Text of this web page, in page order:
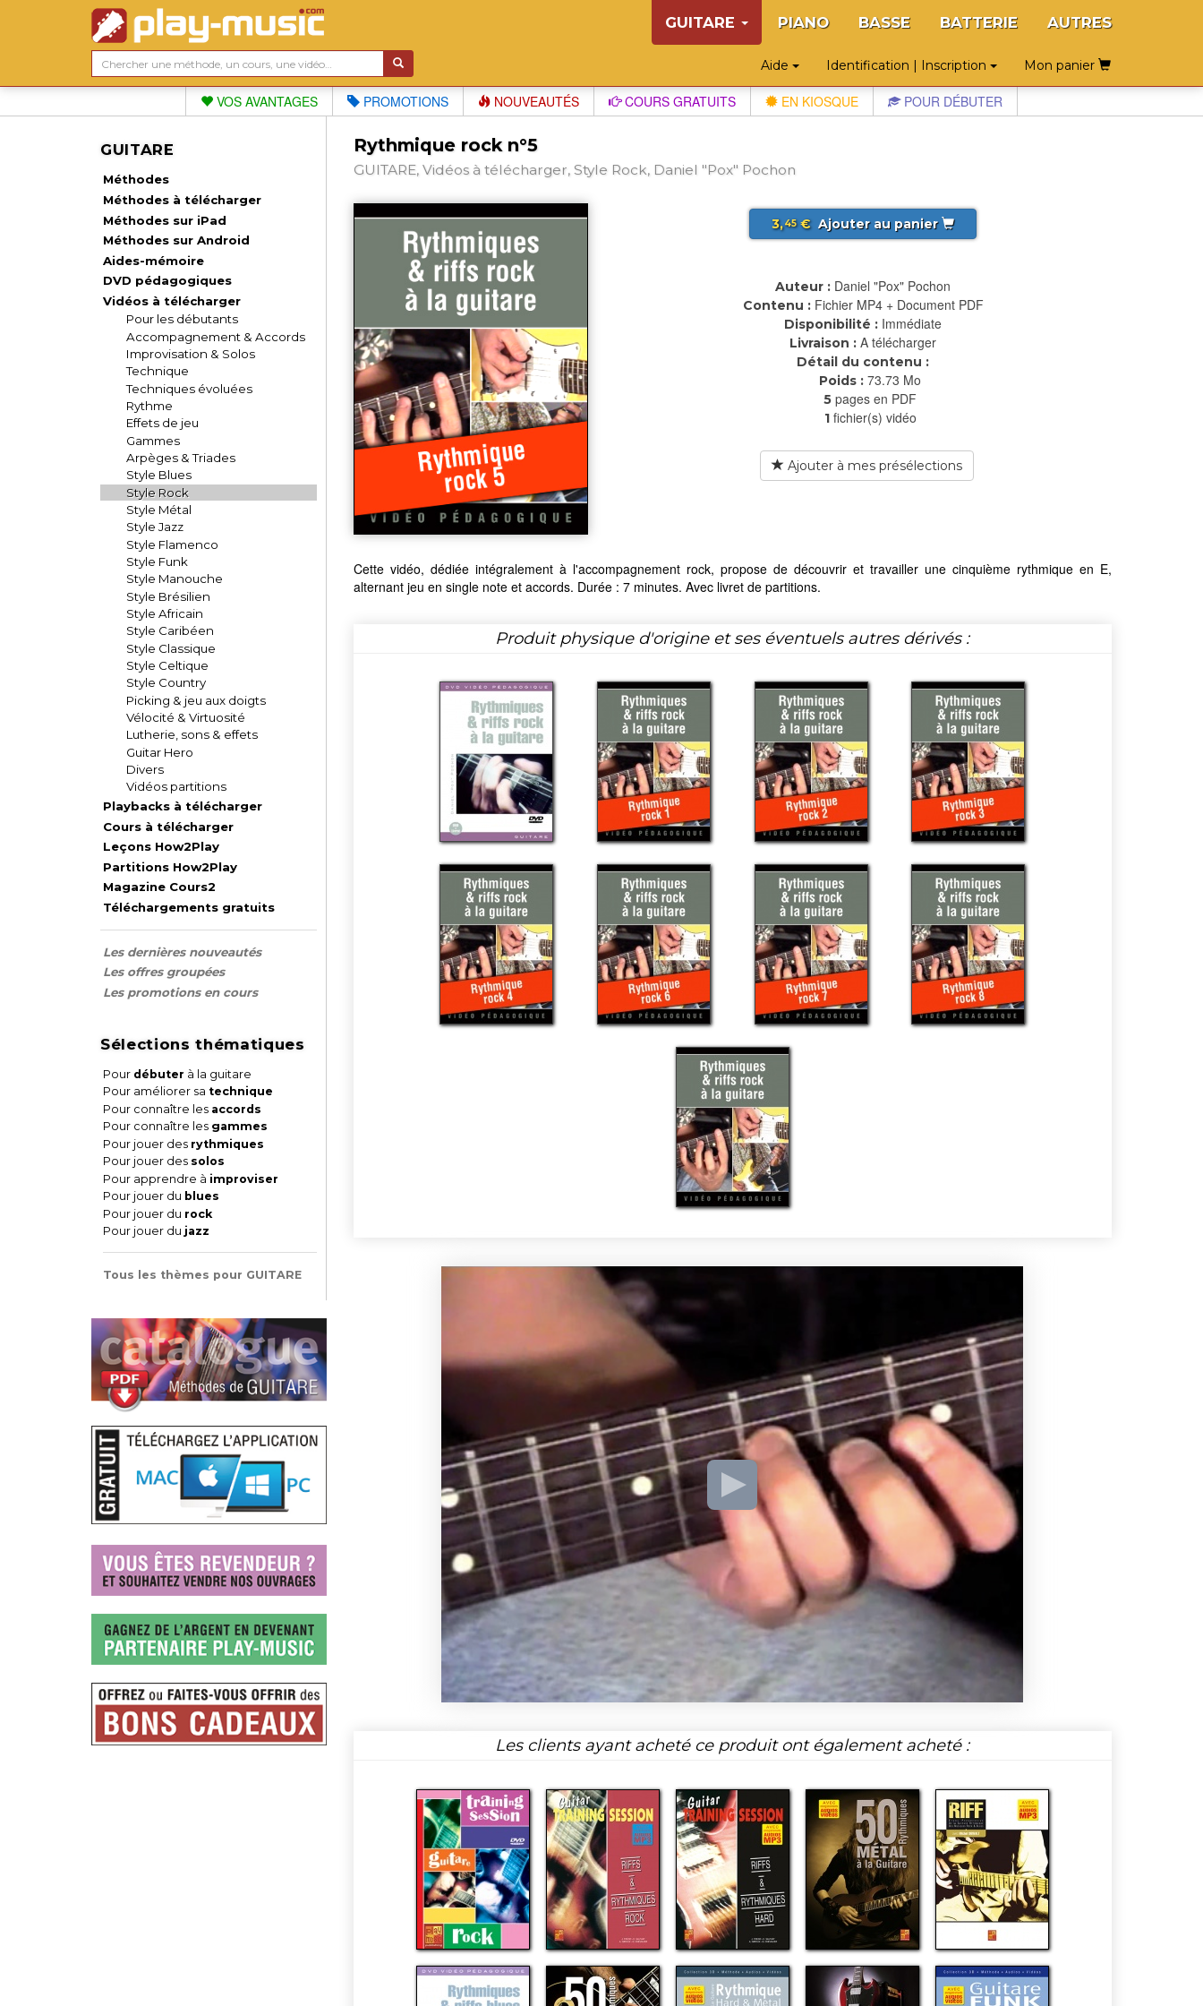
GUITARE PIANO BASSE BATTERIE AUTRES
Aide Identification | Inscription Mon panier
VOS AVANTAGES PROMOTIONS NOUVEAUTÉS COURS GRATUITS EN KIOSQUE POUR DÉBUTER
GUITARE
Méthodes
Méthodes à télécharger
Méthodes sur iPad
Méthodes sur Android
Aides-mémoire
DVD pédagogiques
Vidéos à télécharger
Pour les débutants
Accompagnement & Accords
Improvisation & Solos
Technique
Techniques évoluées
Rythme
Effets de jeu
Gammes
Arpèges & Triades
Style Blues
Style Rock
Style Métal
Style Jazz
Style Flamenco
Style Funk
Style Manouche
Style Brésilien
Style Africain
Style Caribéen
Style Classique
Style Celtique
Style Country
Picking & jeu aux doigts
Vélocité & Virtuosité
Lutherie, sons & effets
Guitar Hero
Divers
Vidéos partitions
Playbacks à télécharger
Cours à télécharger
Leçons How2Play
Partitions How2Play
Magazine Cours2
Téléchargements gratuits
Les dernières nouveautés
Les offres groupées
Les promotions en cours
Sélections thématiques
Pour débuter à la guitare
Pour améliorer sa technique
Pour connaître les accords
Pour connaître les gammes
Pour jouer des rythmiques
Pour jouer des solos
Pour apprendre à improviser
Pour jouer du blues
Pour jouer du rock
Pour jouer du jazz
Tous les thèmes pour GUITARE
Rythmique rock n°5
GUITARE, Vidéos à télécharger, Style Rock, Daniel "Pox" Pochon
3,45€ Ajouter au panier
Auteur : Daniel "Pox" Pochon
Contenu : Fichier MP4 + Document PDF
Disponibilité : Immédiate
Livraison : A télécharger
Détail du contenu :
Poids : 73.73 Mo
5 pages en PDF
1 fichier(s) vidéo
Ajouter à mes présélections
Cette vidéo, dédiée intégralement à l'accompagnement rock, propose de découvrir et travailler une cinquième rythmique en E,
alternant jeu en single note et accords. Durée : 7 minutes. Avec livret de partitions.
Produit physique d'origine et ses éventuels autres dérivés :
Les clients ayant acheté ce produit ont également acheté :